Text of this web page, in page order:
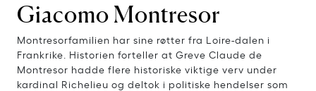
Giacomo Montresor
Montresorfamilien har sine røtter fra Loire-dalen i
Frankrike. Historien forteller at Greve Claude de
Montresor hadde flere historiske viktige verv under
kardinal Richelieu og deltok i politiske hendelser som